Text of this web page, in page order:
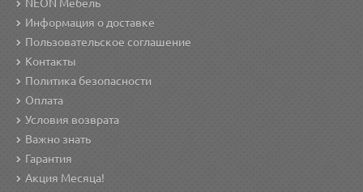
NEON Мебель
Информация о доставке
Пользовательское соглашение
Контакты
Политика безопасности
Оплата
Условия возврата
Важно знать
Гарантия
Акция Месяца!